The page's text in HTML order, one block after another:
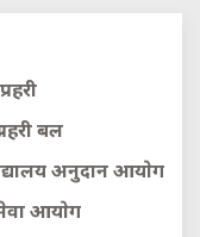
बल
अनुदान आयाेग
आयाेग